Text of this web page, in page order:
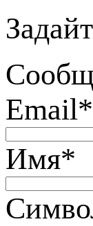
Email*
Имя*